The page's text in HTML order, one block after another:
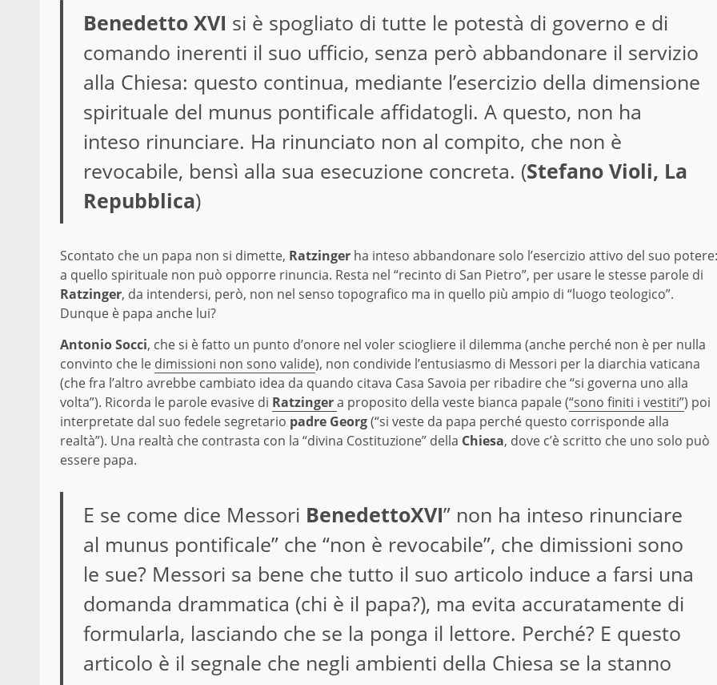
Benedetto XVI si è spogliato di tutte le potestà di governo e di
comando inerenti il suo ufficio, senza però abbandonare il servizio
alla Chiesa: questo continua, mediante l’esercizio della dimensione
spirituale del munus pontificale affidatogli. A questo, non ha
inteso rinunciare. Ha rinunciato non al compito, che non è
revocabile, bensì alla sua esecuzione concreta. (Stefano Violi, La
Repubblica)
Scontato che un papa non si dimette, Ratzinger ha inteso abbandonare solo l’esercizio attivo del suo potere:
a quello spirituale non può opporre rinuncia. Resta nel “recinto di San Pietro”, per usare le stesse parole di
Ratzinger, da intendersi, però, non nel senso topografico ma in quello più ampio di “luogo teologico”.
Dunque è papa anche lui?
Antonio Socci, che si è fatto un punto d’onore nel voler sciogliere il dilemma (anche perché non è per nulla
convinto che le dimissioni non sono valide), non condivide l’entusiasmo di Messori per la diarchia vaticana
(che fra l’altro avrebbe cambiato idea da quando citava Casa Savoia per ribadire che “si governa uno alla
volta”). Ricorda le parole evasive di Ratzingera proposito della veste bianca papale (“sono finiti i vestiti”) poi
interpretate dal suo fedele segretario padre Georg(“si veste da papa perché questo corrisponde alla
realtà”). Una realtà che contrasta con la “divina Costituzione” della Chiesa, dove c’è scritto che uno solo può
essere papa.
E se come dice Messori BenedettoXVI” non ha inteso rinunciare
al munus pontificale” che “non è revocabile”, che dimissioni sono
le sue? Messori sa bene che tutto il suo articolo induce a farsi una
domanda drammatica (chi è il papa?), ma evita accuratamente di
formularla, lasciando che se la ponga il lettore. Perché? E questo
articolo è il segnale che negli ambienti della Chiesa se la stanno